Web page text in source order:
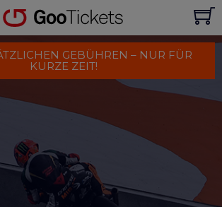
GEBÜHREN – NUR FÜR
KURZE ZEIT!